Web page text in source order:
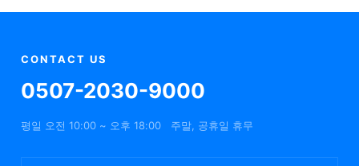
정
CONTACT US
0507-2030-9000
평일 오전 10:00 ~ 오후 18:00 주말, 공휴일 휴무